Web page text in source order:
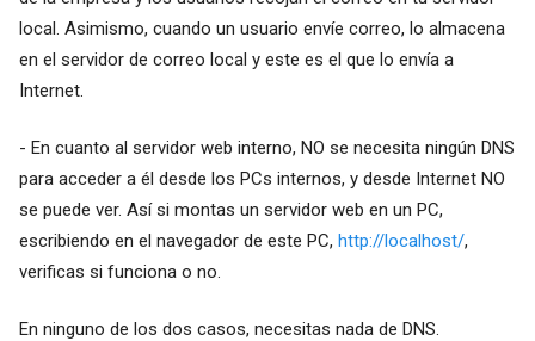
local. Asimismo, cuando un usuario envíe correo, lo almacena
en el servidor de correo local y este es el que lo envía a
Internet.
- En cuanto al servidor web interno, NO se necesita ningún DNS
para acceder a él desde los PCs internos, y desde Internet NO
se puede ver. Así si montas un servidor web en un PC,
escribiendo en el navegador de este PC, http://localhost/,
verificas si funciona o no.
En ninguno de los dos casos, necesitas nada de DNS.